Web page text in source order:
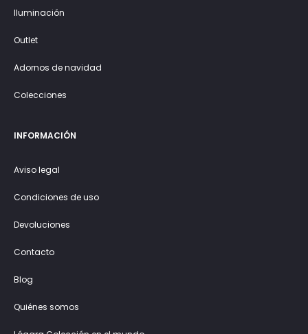
Iluminación
Outlet
Adornos de navidad
Colecciones
INFORMACIÓN
Aviso legal
Condiciones de uso
Devoluciones
Contacto
Blog
Quiénes somos